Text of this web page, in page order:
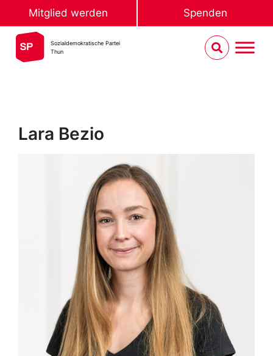
Mitglied werden Spenden
Sozialdemokratische Partei
Thun
Lara Bezio